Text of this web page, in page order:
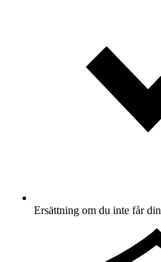
Ersättning om du inte får